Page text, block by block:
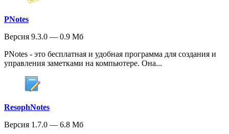
PNotes
Версия 9.3.0 — 0.9 Мб
PNotes - это бесплатная и удобная программа для создания и
управления заметками на компьютере. Она...
ResophNotes
Версия 1.7.0 — 6.8 Мб